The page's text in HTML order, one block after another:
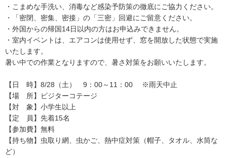
・こまめな手洗い、消毒など感染予防策の徹底にご協力ください。
・「密閉、密集、密接」の「三密」回避にご留意ください。
・外国からの帰国14日以内の方はお申込みできません。
・室内イベントは、エアコンは使用せず、窓を開放した状態で実施
いたします。
暑い中での作業となりますので、暑さ対策をお願いいたします。
【日 時】8/28（土） 9：00～11：00 ※雨天中止
【場 所】ビジターコテージ
【対 象】小学生以上
【定 員】先着15名
【参加費】無料
【持ち物】虫取り網、虫かご、熱中症対策（帽子、タオル、水筒な
ど）